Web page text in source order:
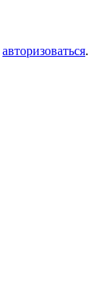
авторизоваться.